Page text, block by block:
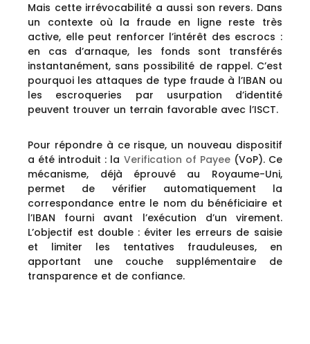
Mais cette irrévocabilité a aussi son revers. Dans
un contexte où la fraude en ligne reste très
active, elle peut renforcer l’intérêt des escrocs :
en cas d’arnaque, les fonds sont transférés
instantanément, sans possibilité de rappel. C’est
pourquoi les attaques de type fraude à l’IBAN ou
les escroqueries par usurpation d’identité
peuvent trouver un terrain favorable avec l’ISCT.
Pour répondre à ce risque, un nouveau dispositif
a été introduit : la Verification of Payee(VoP). Ce
mécanisme, déjà éprouvé au Royaume-Uni,
permet de vérifier automatiquement la
correspondance entre le nom du bénéficiaire et
l’IBAN fourni avant l’exécution d’un virement.
L’objectif est double : éviter les erreurs de saisie
et limiter les tentatives frauduleuses, en
apportant une couche supplémentaire de
transparence et de confiance.